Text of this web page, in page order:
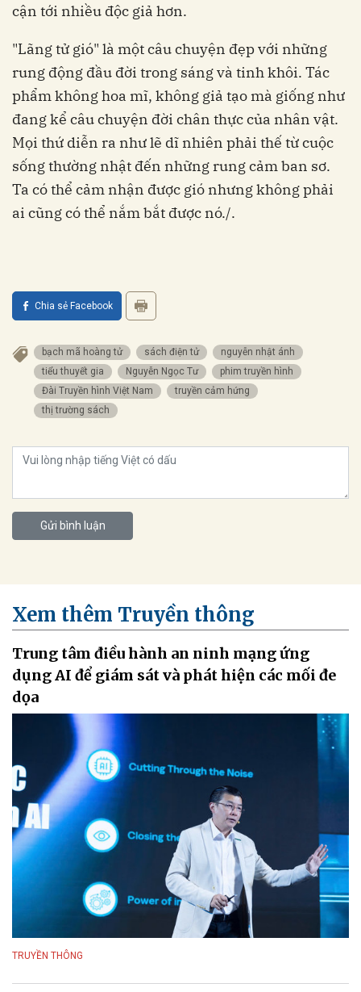
cận tới nhiều độc giả hơn.
"Lãng tử gió" là một câu chuyện đẹp với những
rung động đầu đời trong sáng và tinh khôi. Tác
phẩm không hoa mĩ, không giả tạo mà giống như
đang kể câu chuyện đời chân thực của nhân vật.
Mọi thứ diễn ra như lẽ dĩ nhiên phải thế từ cuộc
sống thường nhật đến những rung cảm ban sơ.
Ta có thể cảm nhận được gió nhưng không phải
ai cũng có thể nắm bắt được nó./.
Chia sẻ Facebook
bạch mã hoàng tử sách điện tử
nguyễn nhật ánh
tiểu thuyết gia
Nguyễn Ngọc Tư
phim truyền hình
Đài Truyền hình Việt Nam
truyền cảm hứng
thị trường sách
Gửi bình luận
Xem thêm Truyền thông
Trung tâm điều hành an ninh mạng ứng
dụng AI để giám sát và phát hiện các mối đe
dọa
TRUYỀN THÔNG